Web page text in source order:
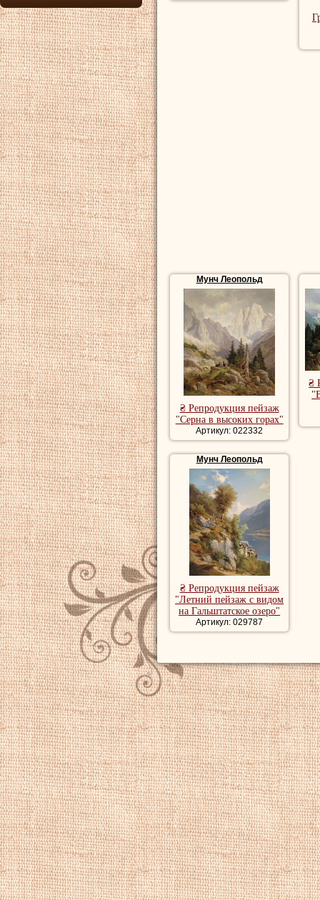
лесной пейзаж,
Мунч Леопольд
₴ Репродукция пейзаж
"Серна в высоких горах"
Артикул: 022332
₴
Мунч Леопольд
₴ Репродукция пейзаж
"Летний пейзаж с видом
на Гальштатское озеро"
Артикул: 029787